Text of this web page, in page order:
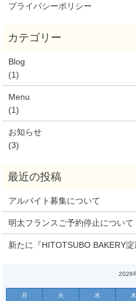
プライバシーポリシー
Blog
(1)
Menu
(1)
お知らせ
(3)
アルバイト募集について
明太フランスご予約停止について
新たに『HITOTSUBO BAKERY
2026
月 火 水 木